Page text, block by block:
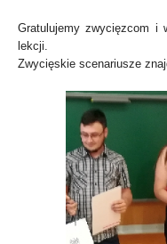
Gra­tu­lu­je­my zwy­cięz­com i
lek­cji.
Zwy­cię­skie sce­na­riu­sze